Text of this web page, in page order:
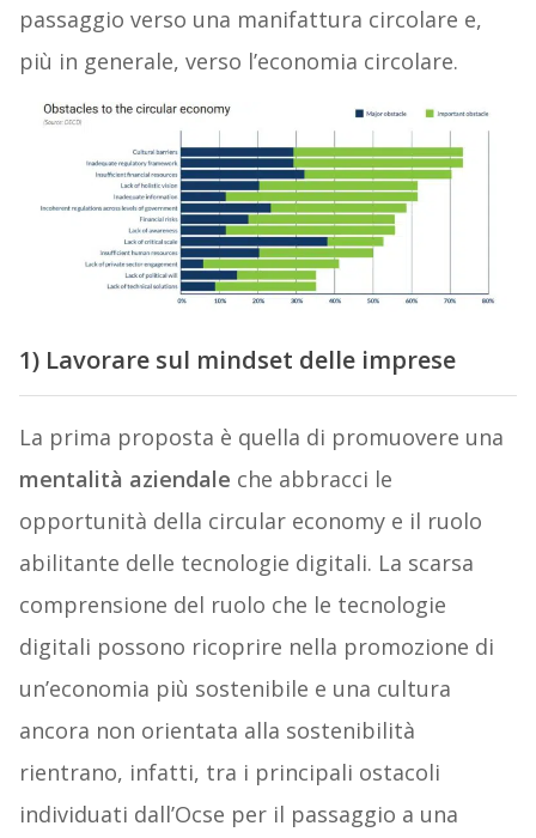
passaggio verso una manifattura circolare e,
più in generale, verso l’economia circolare.
1) Lavorare sul mindset delle imprese
La prima proposta è quella di promuovere una
mentalità aziendale che abbracci le
opportunità della circular economy e il ruolo
abilitante delle tecnologie digitali. La scarsa
comprensione del ruolo che le tecnologie
digitali possono ricoprire nella promozione di
un’economia più sostenibile e una cultura
ancora non orientata alla sostenibilità
rientrano, infatti, tra i principali ostacoli
individuati dall’Ocse per il passaggio a una